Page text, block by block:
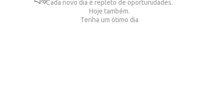
Cada novo dia é repleto de oportunidades.
Hoje também.
Tenha um ótimo dia